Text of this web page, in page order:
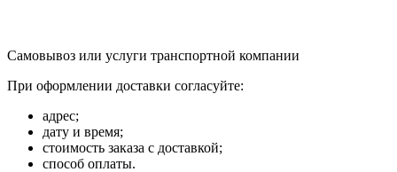
Самовывоз или услуги транспортной компании
При оформлении доставки согласуйте:
адрес;
дату и время;
стоимость заказа с доставкой;
способ оплаты.